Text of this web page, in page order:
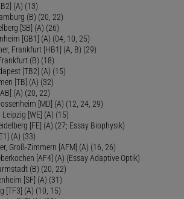
(A) (13)
(B) (20, 22)
[SB] (A) (26)
[GB1] (A) (04, 10, 25)
Frankfurt [HB1] (A, B) (29)
(B) (18)
[TB2] (A) (15)
[TB] (A) (32)
(A) (20, 22)
[MD] (A) (12, 24, 29)
[WE] (A) (15)
[FE] (A) (27; Essay Biophysik)
(A) (33)
Groß-Zimmern [AFM] (A) (16, 26)
[AF4] (A) (Essay Adaptive Optik)
(B) (20, 22)
[SF] (A) (31)
[TF3] (A) (10, 15)